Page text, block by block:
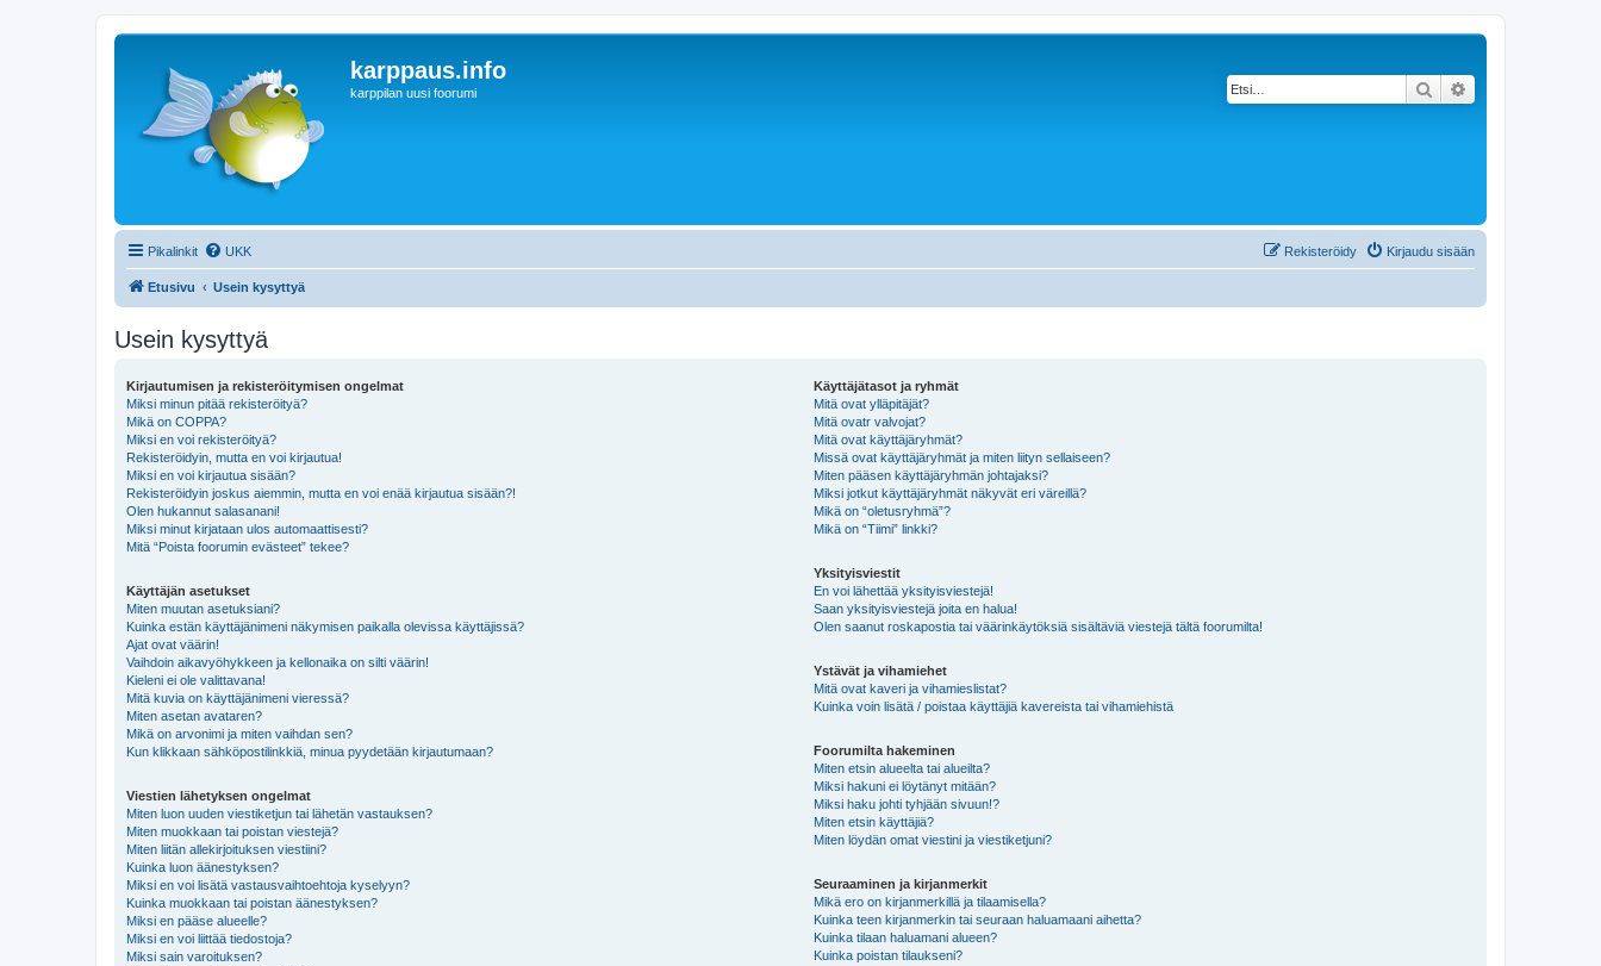
karppaus.info
karppilan uusi foorumi Etsi
Pikalinkit UKK Kirjaudu sisään
Rekisteröidy
Etusivu Usein kysyttyä
Usein kysyttyä
Kirjautumisen ja rekisteröitymisen ongelmat
Miksi minun pitää rekisteröityä?
Mikä on COPPA?
Miksi en voi rekisteröityä?
Rekisteröidyin, mutta en voi kirjautua!
Miksi en voi kirjautua sisään?
Rekisteröidyin joskus aiemmin, mutta en voi enää kirjautua sisään?!
Olen hukannut salasanani!
Miksi minut kirjataan ulos automaattisesti?
Mitä “Poista foorumin evästeet” tekee?
Käyttäjän asetukset
Miten muutan asetuksiani?
Kuinka estän käyttäjänimeni näkymisen paikalla olevissa käyttäjissä?
Ajat ovat väärin!
Vaihdoin aikavyöhykkeen ja kellonaika on silti väärin!
Kieleni ei ole valittavana!
Mitä kuvia on käyttäjänimeni vieressä?
Miten asetan avataren?
Mikä on arvonimi ja miten vaihdan sen?
Kun klikkaan sähköpostilinkkiä, minua pyydetään kirjautumaan?
Viestien lähetyksen ongelmat
Miten luon uuden viestiketjun tai lähetän vastauksen?
Miten muokkaan tai poistan viestejä?
Miten liitän allekirjoituksen viestiini?
Kuinka luon äänestyksen?
Miksi en voi lisätä vastausvaihtoehtoja kyselyyn?
Kuinka muokkaan tai poistan äänestyksen?
Miksi en pääse alueelle?
Miksi en voi liittää tiedostoja?
Miksi sain varoituksen?
Käyttäjätasot ja ryhmät
Mitä ovat ylläpitäjät?
Mitä ovatr valvojat?
Mitä ovat käyttäjäryhmät?
Missä ovat käyttäjäryhmät ja miten liityn sellaiseen?
Miten pääsen käyttäjäryhmän johtajaksi?
Miksi jotkut käyttäjäryhmät näkyvät eri väreillä?
Mikä on “oletusryhmä”?
Mikä on “Tiimi” linkki?
Yksityisviestit
En voi lähettää yksityisviestejä!
Saan yksityisviestejä joita en halua!
Olen saanut roskapostia tai väärinkäytöksiä sisältäviä viestejä tältä foorumilta!
Ystävät ja vihamiehet
Mitä ovat kaveri ja vihamieslistat?
Kuinka voin lisätä / poistaa käyttäjiä kavereista tai vihamiehistä
Foorumilta hakeminen
Miten etsin alueelta tai alueilta?
Miksi hakuni ei löytänyt mitään?
Miksi haku johti tyhjään sivuun!?
Miten etsin käyttäjiä?
Miten löydän omat viestini ja viestiketjuni?
Seuraaminen ja kirjanmerkit
Mikä ero on kirjanmerkillä ja tilaamisella?
Kuinka teen kirjanmerkin tai seuraan haluamaani aihetta?
Kuinka tilaan haluamani alueen?
Kuinka poistan tilaukseni?